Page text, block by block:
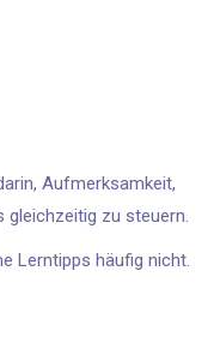
Aufmerksamkeit,
gleichzeitig zu steuern.
Lerntipps häufig nicht.